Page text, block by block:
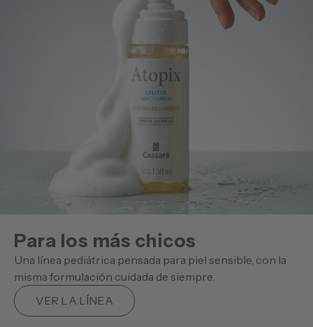
para los más chicos
Una línea pediátrica pensada para piel sensible, con la
misma formulación cuidada de siempre.
VER LA LÍNEA